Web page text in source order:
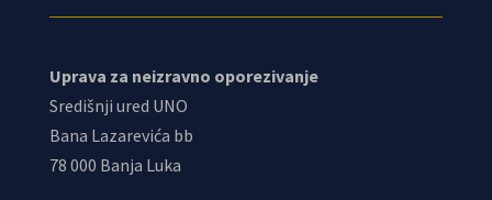
Uprava za neizravno oporezivanje
Središnji ured UNO
Bana Lazarevića bb
78 000 Banja Luka